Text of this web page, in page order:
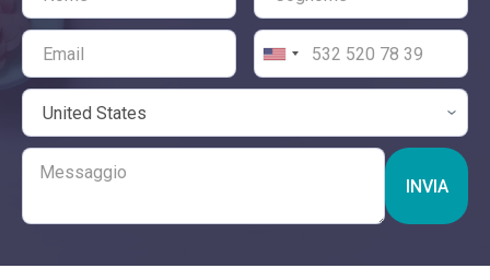
INVIA